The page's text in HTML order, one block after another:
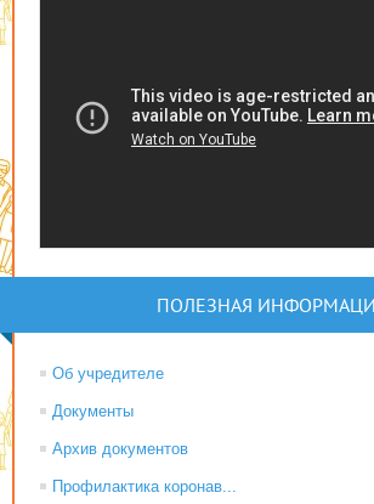
ПОЛЕЗНАЯ
Об учредителе
Документы
Архив документов
Профилактика коронав...